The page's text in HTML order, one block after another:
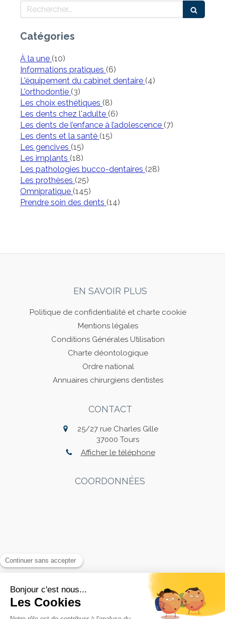
Rechercher
Catégories
À la une (10)
Informations pratiques (6)
L'équipement du cabinet dentaire (4)
L'orthodontie (3)
Les choix esthétiques (8)
Les dents chez l'adulte (6)
Les dents de l’enfance à l’adolescence (7)
Les dents et la santé (15)
Les gencives (15)
Les implants (18)
Les pathologies bucco-dentaires (28)
Les prothèses (25)
Omnipratique (145)
Prendre soin des dents (14)
EN SAVOIR PLUS
Politique de confidentialité et charte cookie
Mentions légales
Conditions Générales Utilisation
Charte déontologique
Ordre national
Annuaires chirurgiens dentistes
CONTACT
25/27 rue Charles Gille
37000 Tours
Afficher le téléphone
COORDONNÉES